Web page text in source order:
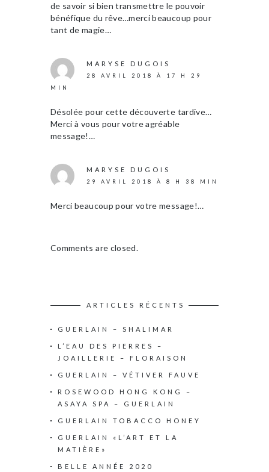
de savoir si bien transmettre le pouvoir
bénéfique du rêve…merci beaucoup pour
tant de magie…
MARYSE DUGOIS
28 AVRIL 2018 À 17 H 29
MIN
Désolée pour cette découverte tardive…
Merci à vous pour votre agréable
message!…
MARYSE DUGOIS
29 AVRIL 2018 À 8 H 38 MIN
Merci beaucoup pour votre message!…
Comments are closed.
ARTICLES RÉCENTS
GUERLAIN – SHALIMAR
L’EAU DES PIERRES –
JOAILLERIE – FLORAISON
GUERLAIN – VÉTIVER FAUVE
ROSEWOOD HONG KONG –
ASAYA SPA – GUERLAIN
GUERLAIN TOBACCO HONEY
GUERLAIN «L’ART ET LA
MATIÈRE»
BELLE ANNÉE 2020